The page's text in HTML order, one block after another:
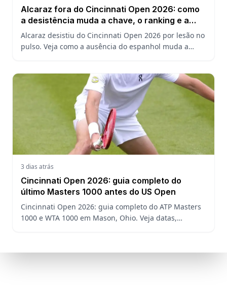
Alcaraz fora do Cincinnati Open 2026: como
a desistência muda a chave, o ranking e a
defesa do US Open
Alcaraz desistiu do Cincinnati Open 2026 por lesão no
pulso. Veja como a ausência do espanhol muda a
3 dias atrás
Cincinnati Open 2026: guia completo do
último Masters 1000 antes do US Open
Cincinnati Open 2026: guia completo do ATP Masters
1000 e WTA 1000 em Mason, Ohio. Veja datas,